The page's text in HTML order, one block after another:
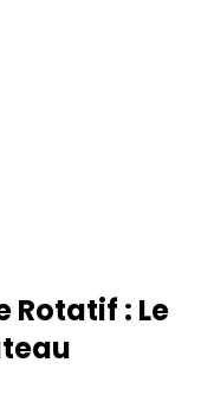
Rotatif : Le